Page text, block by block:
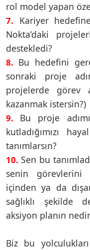
rol model yapan
7. Kariyer
Nokta’daki
destekledi?
8. Bu hedefini
sonraki proje
projelerde görev
kazanmak istersin?)
9. Bu proje
kutladığımızı
tanımlarsın?
10. Sen bu
senin görevlerini
içinden ya da
sağlıklı şekilde
aksiyon planın
Biz bu